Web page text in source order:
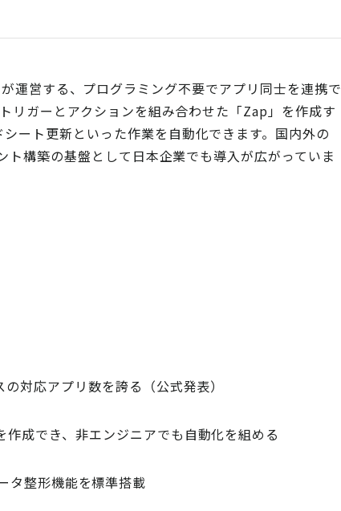
営する、プログラミング不要でアプリ同士を連携で
リガーとアクションを組み合わせた「Zap」を作成す
ート更新といった作業を自動化できます。国内外の
構築の基盤として日本企業でも導入が広がっていま
対応アプリ数を誇る（公式発表）
成でき、非エンジニアでも自動化を組める
整形機能を標準搭載